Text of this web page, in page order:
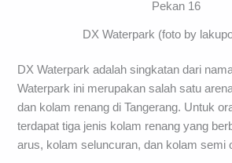
DX Waterpark (foto by
DX Waterpark adalah singkatan dari
Waterpark ini merupakan salah satu
dan kolam renang di Tangerang. Untuk
terdapat tiga jenis kolam renang yang
arus, kolam seluncuran, dan kolam semi